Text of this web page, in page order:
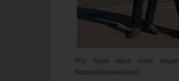
Wir liefen durch einen
Binnendünenlandschaft.